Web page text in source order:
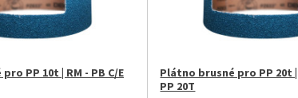
PP 10t | RM - PB C/E
Plátno brusné pro PP 20t |
PP 20T